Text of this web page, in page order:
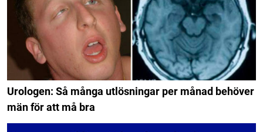
Urologen: Så många utlösningar per månad behöver
män för att må bra